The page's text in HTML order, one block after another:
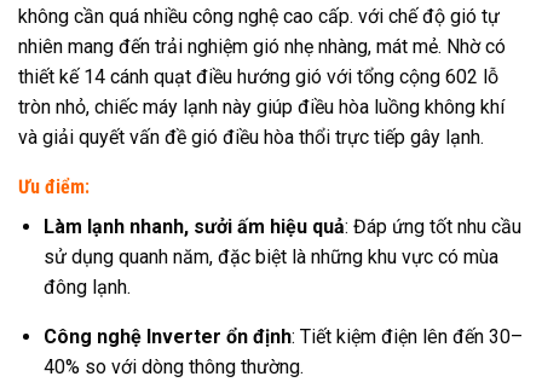
không cần quá nhiều công nghệ cao cấp. với chế độ gió tự
nhiên mang đến trải nghiệm gió nhẹ nhàng, mát mẻ. Nhờ có
thiết kế 14 cánh quạt điều hướng gió với tổng cộng 602 lỗ
tròn nhỏ, chiếc máy lạnh này giúp điều hòa luồng không khí
và giải quyết vấn đề gió điều hòa thổi trực tiếp gây lạnh.
Ưu điểm:
Làm lạnh nhanh, sưởi ấm hiệu quả: Đáp ứng tốt nhu cầu
sử dụng quanh năm, đặc biệt là những khu vực có mùa
đông lạnh.
Công nghệ Inverter ổn định: Tiết kiệm điện lên đến 30–
40% so với dòng thông thường.